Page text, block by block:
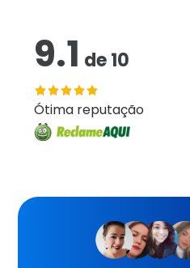
9.1 de10
Ótima reputação